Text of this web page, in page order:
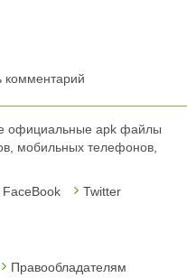
комментарий
официальные apk файлы
мобильных телефонов,
FaceBook
Twitter
Правообладателям